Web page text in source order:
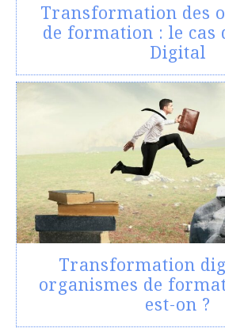
Transformation des
de formation : le cas
Digital
Transformation
organismes de
est-on ?